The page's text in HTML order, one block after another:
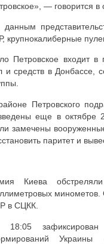
— говорится
данным
крупнокалиберные
Петровское входит в
и средств в Донбассе,
Петровского
еще в октябре
замечены
паритет и
Киева
минометов.
в СЦКК.
18:05